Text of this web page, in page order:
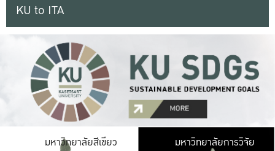
KU to ITA
มหาวิทยาลัยสีเขียว มหาวิ
มหาวิทยาลัยการวิจัย